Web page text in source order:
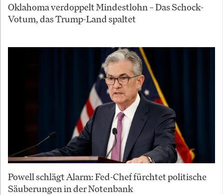
Oklahoma verdoppelt Mindestlohn – Das Schock-
Votum, das Trump-Land spaltet
Powell schlägt Alarm: Fed-Chef fürchtet politische
Säuberungen in der Notenbank